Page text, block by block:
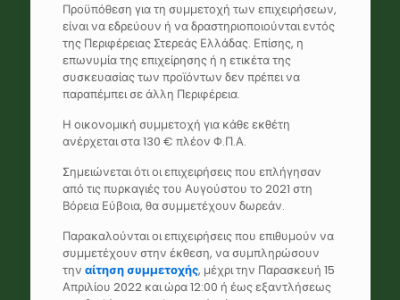
Προϋπόθεση για τη συμμετοχή των επιχειρήσεων,
είναι να εδρεύουν ή να δραστηριοποιούνται εντός
της Περιφέρειας Στερεάς Ελλάδας. Επίσης, η
επωνυμία της επιχείρησης ή η ετικέτα της
συσκευασίας των προϊόντων δεν πρέπει να
παραπέμπει σε άλλη Περιφέρεια.
Η οικονομική συμμετοχή για κάθε εκθέτη
ανέρχεται στα 130 € πλέον Φ.Π.Α.
Σημειώνεται ότι οι επιχειρήσεις που επλήγησαν
από τις πυρκαγιές του Αυγούστου το 2021 στη
Βόρεια Εύβοια, θα συμμετέχουν δωρεάν.
Παρακαλούνται οι επιχειρήσεις που επιθυμούν να
συμμετέχουν στην έκθεση, να συμπληρώσουν
την αίτηση συμμετοχής, μέχρι την Παρασκευή 15
Απριλίου 2022 και ώρα 12:00 ή έως εξαντλήσεως